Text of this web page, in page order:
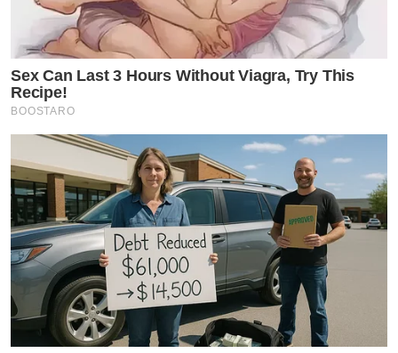
ต้องมาแก้“
ส่วนมากดาราจะเข้ามาทำศัลยกรรมอะไรบ้าง?
“หน้าอกเยอะมาก
แรกก็มี นอกนั้นจะเป็นพวกปรับรูปหน้า ดูดไขมัน เติมไขมันที่
หน้า และพวกสกินต่างๆ“
เคสแก้เยอะไหม ?
“ เยอะมาก ทุกวันนี้มีแต่เคสแก้ไข โดยเฉพาะหน้าอก
ให้แก้ทุกวัน หน้าอกไม่เท่ากันบ้างเป็นคลื่นบ้าง
ใหญ่ไปบ้างไม่
Sex Can Last 3 Hours Without Viagra, Try This
Recipe!
BOOSTARO